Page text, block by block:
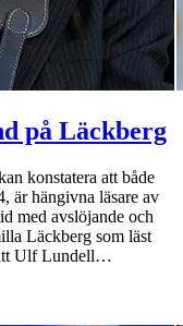
på Läckberg
konstatera att både
är hängivna läsare av
med avslöjande och
Läckberg som läst
att Ulf Lundell…